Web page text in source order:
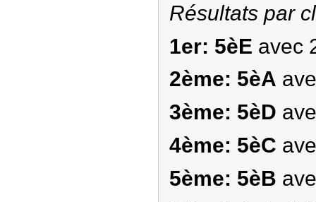
Résultats par
1er: 5èE avec
2ème: 5èA
3ème: 5èD
4ème: 5èC
5ème: 5èB